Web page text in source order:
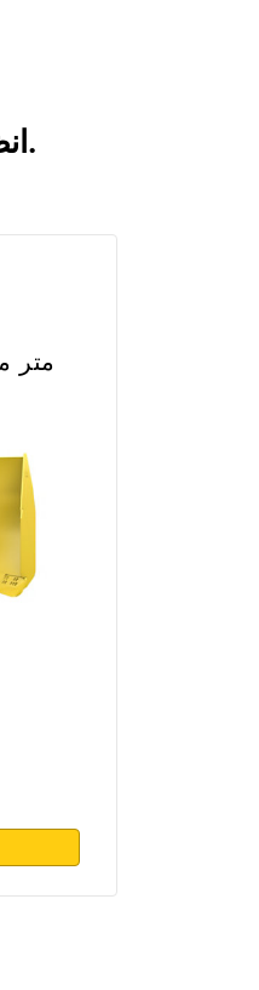
انظر كيف يقارن 21,41 متر مكعب (28,0 ياردة مكعبة) بالمنتجات التي تتم مقارنتها بشكل متكرر.